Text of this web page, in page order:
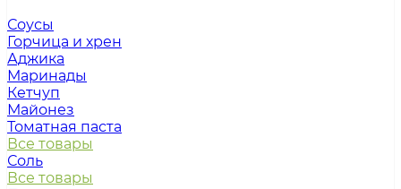
Соусы
Горчица и хрен
Аджика
Маринады
Кетчуп
Майонез
Томатная паста
Все товары
Соль
Все товары